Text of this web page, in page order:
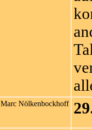
Marc Nölkenbockhoff